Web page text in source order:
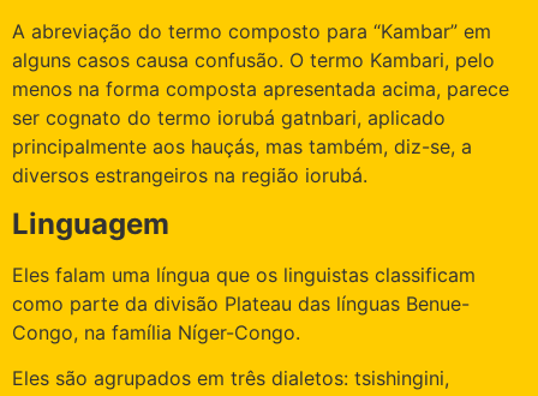
A abreviação do termo composto para “Kambar” em
alguns casos causa confusão. O termo Kambari, pelo
menos na forma composta apresentada acima, parece
ser cognato do termo iorubá gatnbari, aplicado
principalmente aos hauçás, mas também, diz-se, a
diversos estrangeiros na região iorubá.
Linguagem
Eles falam uma língua que os linguistas classificam
como parte da divisão Plateau das línguas Benue-
Congo, na família Níger-Congo.
Eles são agrupados em três dialetos: tsishingini,